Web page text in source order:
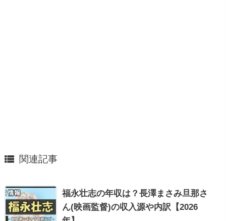
 関連記事
福永壮志の年収は？長澤まさみ旦那さ
ん(映画監督)の収入源や内訳【2026